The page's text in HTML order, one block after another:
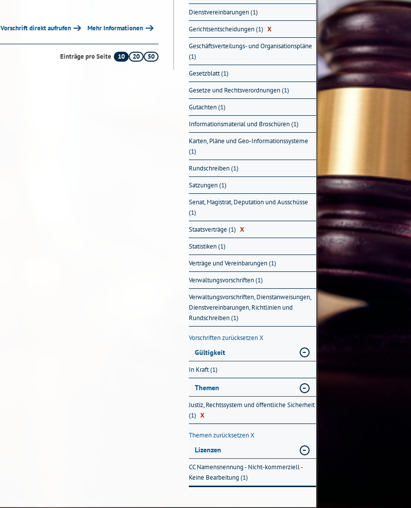
Vorschrift direkt aufrufen Mehr Informationen
Einträge pro Seite 10 20 50
Dienstvereinbarungen (1)
Gerichtsentscheidungen (1) X
Geschäftsverteilungs- und Organisationspläne
(1)
Gesetzblatt (1)
Gesetze und Rechtsverordnungen (1)
Gutachten (1)
Informationsmaterial und Broschüren (1)
Karten, Pläne und Geo-Informationssysteme
(1)
Rundschreiben (1)
Satzungen (1)
Senat, Magistrat, Deputation und Ausschüsse
(1)
Staatsverträge (1) X
Statistiken (1)
Verträge und Vereinbarungen (1)
Verwaltungsvorschriften (1)
Verwaltungsvorschriften, Dienstanweisungen,
Dienstvereinbarungen, Richtlinien und
Rundschreiben (1)
Vorschriften zurücksetzenX
Gültigkeit
In Kraft (1)
Themen
Justiz, Rechtssystem und öffentliche Sicherheit
(1) X
Themen zurücksetzenX
Lizenzen
CC Namensnennung - Nicht-kommerziell -
Keine Bearbeitung (1)